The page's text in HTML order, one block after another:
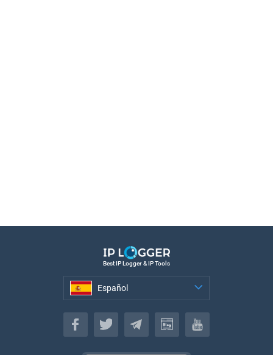
Best IP Logger & IP Tools
Español
Español